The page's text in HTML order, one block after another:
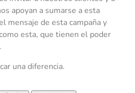
apoyan a sumarse a esta
mensaje de esta campaña y
esta, que tienen el poder
una diferencia.